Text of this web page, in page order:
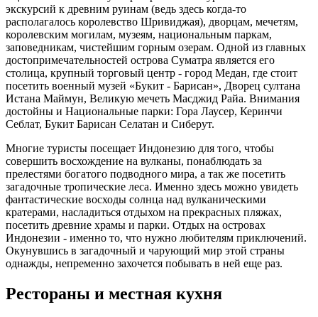
экскурсий к древним руинам (ведь здесь когда-то
располагалось королевство Шривиджая), дворцам, мечетям,
королевским могилам, музеям, национальным паркам,
заповедникам, чистейшим горным озерам. Одной из главных
достопримечательностей острова Суматра является его
столица, крупный торговый центр - город Медан, где стоит
посетить военный музей «Букит - Барисан», Дворец султана
Истана Маймун, Великую мечеть Масджид Райа. Внимания
достойны и Национальные парки: Гора Лаусер, Керинчи
Себлат, Букит Барисан Селатан и Сиберут.
Многие туристы посещает Индонезию для того, чтобы
совершить восхождение на вулканы, понаблюдать за
прелестями богатого подводного мира, а так же посетить
загадочные тропические леса. Именно здесь можно увидеть
фантастические восходы солнца над вулканическими
кратерами, насладиться отдыхом на прекрасных пляжах,
посетить древние храмы и парки. Отдых на островах
Индонезии - именно то, что нужно любителям приключений.
Окунувшись в загадочный и чарующий мир этой страны
однажды, непременно захочется побывать в ней еще раз.
Рестораны и местная кухня